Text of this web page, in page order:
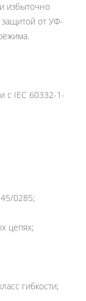
избыточно
от УФ-
с IEC 60332-1-
0285;
цепях;
гибкости;